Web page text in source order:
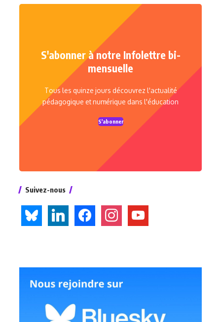
S'abonner à notre Infolettre bi-
mensuelle
Tous les quinze jours découvrez l'actualité
pédagogique et numérique dans l'éducation
S'abonner
Suivez-nous
bluesky linkedin facebook instagramyoutube